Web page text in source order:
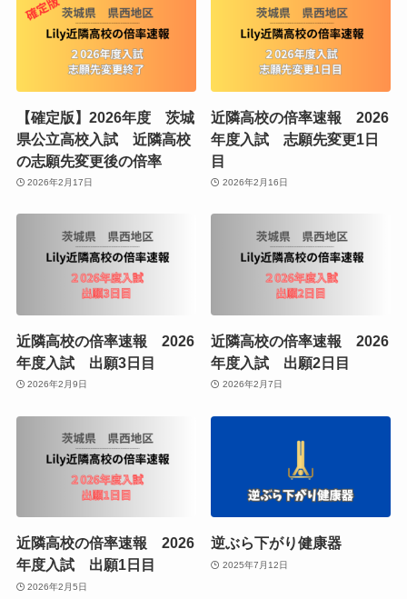
【確定版】2026年度 茨城
県公立高校入試 近隣高校
の志願先変更後の倍率
2026年2月17日
近隣高校の倍率速報 2026
年度入試 志願先変更1日
目
2026年2月16日
近隣高校の倍率速報 2026
年度入試 出願3日目
2026年2月9日
近隣高校の倍率速報 2026
年度入試 出願2日目
2026年2月7日
近隣高校の倍率速報 2026
年度入試 出願1日目
2026年2月5日
逆ぶら下がり健康器
2025年7月12日